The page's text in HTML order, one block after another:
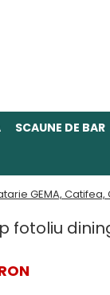
SCAUNE DE BAR
GEMA, Catifea,
fotoliu